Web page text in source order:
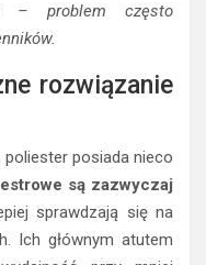
– problem często
rozwiązanie
posiada nieco
są zazwyczaj
sprawdzają się na
Ich głównym atutem